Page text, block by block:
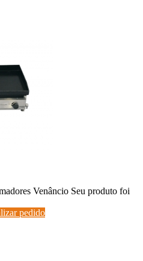
Venâncio Seu produto foi
pedido